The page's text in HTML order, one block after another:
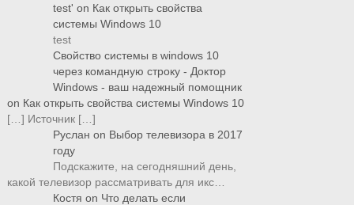
test' on Как открыть свойства
системы Windows 10
test
Свойство системы в windows 10
через командную строку - Доктор
Windows - ваш надежный помощник
on Как открыть свойства системы Windows 10
[…] Источник […]
Руслан on Выбор телевизора в 2017
году
Подскажите, на сегодняшний день,
какой телевизор рассматривать для икс…
Костя on Что делать если